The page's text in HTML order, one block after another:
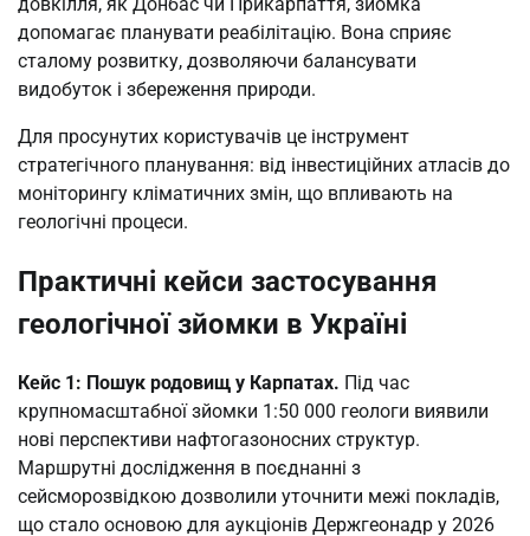
довкілля, як Донбас чи Прикарпаття, зйомка
допомагає планувати реабілітацію. Вона сприяє
сталому розвитку, дозволяючи балансувати
видобуток і збереження природи.
Для просунутих користувачів це інструмент
стратегічного планування: від інвестиційних атласів до
моніторингу кліматичних змін, що впливають на
геологічні процеси.
Практичні кейси застосування
геологічної зйомки в Україні
Кейс 1: Пошук родовищ у Карпатах. Під час
крупномасштабної зйомки 1:50 000 геологи виявили
нові перспективи нафтогазоносних структур.
Маршрутні дослідження в поєднанні з
сейсморозвідкою дозволили уточнити межі покладів,
що стало основою для аукціонів Держгеонадр у 2026